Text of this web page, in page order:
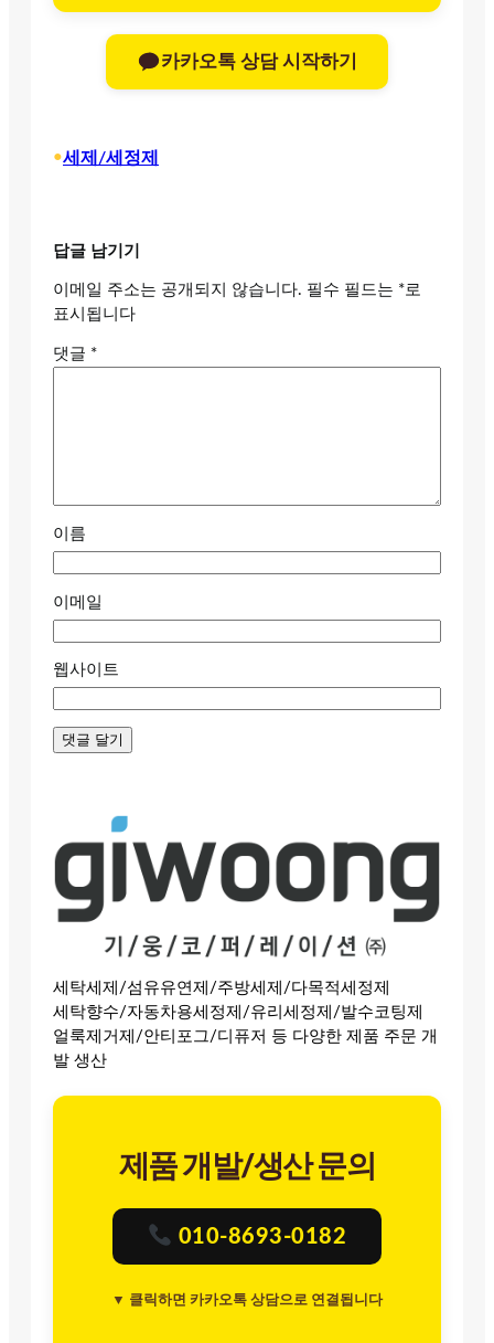
카카오톡 상담 시작하기
•세제/세정제
답글 남기기
이메일 주소는 공개되지 않습니다. 필수 필드는 *로
표시됩니다
댓글 *
이름
이메일
웹사이트
세탁세제/섬유유연제/주방세제/다목적세정제
세탁향수/자동차용세정제/유리세정제/발수코팅제
얼룩제거제/안티포그/디퓨저 등 다양한 제품 주문 개
발 생산
제품 개발/생산 문의
010-8693-0182
▼ 클릭하면 카카오톡 상담으로 연결됩니다